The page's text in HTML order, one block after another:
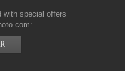
with special offers